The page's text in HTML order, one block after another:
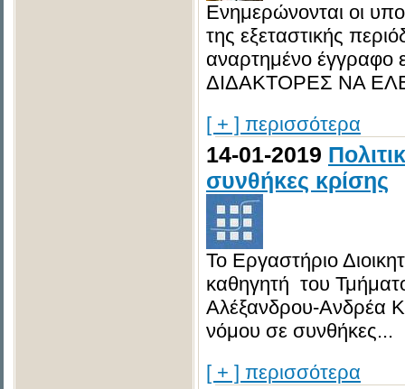
Ενημερώνονται οι
της εξεταστικής
αναρτημένο
ΔΙΔΑΚΤΟΡΕΣ ΝΑ
[ + ] περισσότερα
14-01-2019
συνθήκες κρίσης
Το Εργαστήριο
καθηγητή του
Αλέξανδρου-Ανδρέα
νόμου σε συνθήκες...
[ + ] περισσότερα